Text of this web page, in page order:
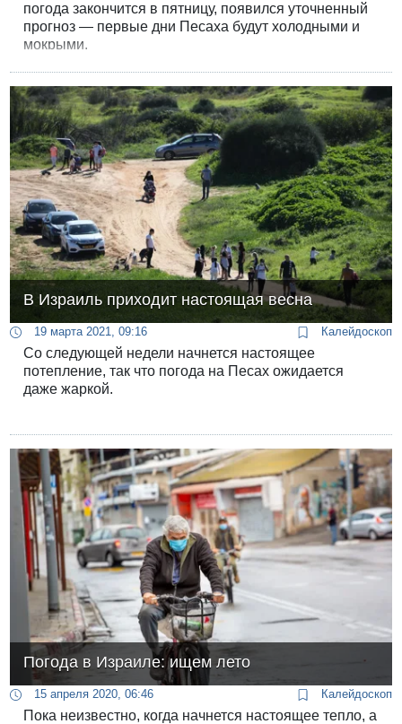
погода закончится в пятницу, появился уточненный
прогноз — первые дни Песаха будут холодными и
мокрыми.
В Израиль приходит настоящая весна
19 марта 2021, 09:16 Калейдоскоп
Со следующей недели начнется настоящее
потепление, так что погода на Песах ожидается
даже жаркой.
Погода в Израиле: ищем лето
15 апреля 2020, 06:46 Калейдоскоп
Пока неизвестно, когда начнется настоящее тепло, а